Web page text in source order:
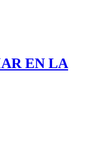
EN LA